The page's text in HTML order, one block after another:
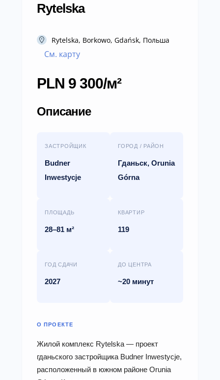
Rytelska
Rytelska, Borkowo, Gdańsk, Польша
См. карту
PLN 9 300/м²
Описание
ЗАСТРОЙЩИК
Budner
Inwestycje
ГОРОД / РАЙОН
Гданьск, Orunia
Górna
ПЛОЩАДЬ
28–81 м²
КВАРТИР
119
ГОД СДАЧИ
2027
ДО ЦЕНТРА
~20 минут
О ПРОЕКТЕ
Жилой комплекс Rytelska — проект
гданьского застройщика Budner Inwestycje,
расположенный в южном районе Orunia